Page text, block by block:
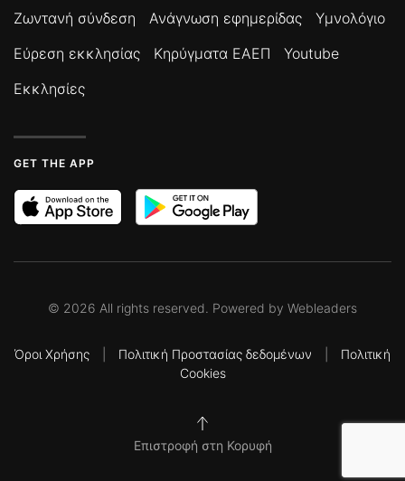
Ζωντανή σύνδεση Ανάγνωση εφημερίδας
Υμνολόγιο
Εύρεση εκκλησίας
Κηρύγματα ΕΑΕΠ
Youtube
Εκκλησίες
GET THE APP
© 2026 All rights reserved. Powered by Webleaders
Όροι Χρήσης Πολιτική Προστασίας δεδομένων
Πολιτική
Cookies
Επιστροφή στη Κορυφή